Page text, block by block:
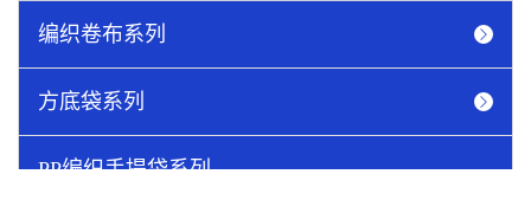
编织卷布系列
方底袋系列
PP编织手提袋系列